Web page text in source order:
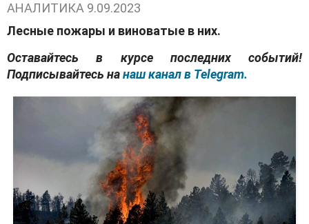
АНАЛИТИКА 9.09.2023
Лесные пожары и виноватые в них.
Оставайтесь в курсе последних событий!
Подписывайтесь нанаш канал в Telegram.